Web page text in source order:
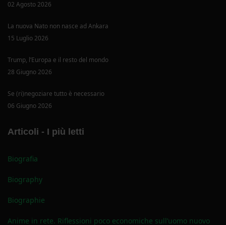
02 Agosto 2026
La nuova Nato non nasce ad Ankara
15 Luglio 2026
Trump, l’Europa e il resto del mondo
28 Giugno 2026
Se (ri)negoziare tutto è necessario
06 Giugno 2026
Articoli - I più letti
Biografia
Biography
Biographie
Anime in rete. Riflessioni poco economiche sull’uomo nuovo